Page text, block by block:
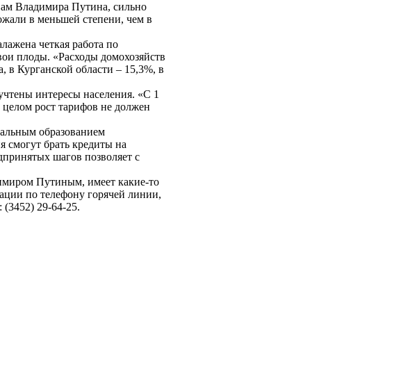
Владимира Путина, сильно
в меньшей степени, чем в
четкая работа по
плоды. «Расходы домохозяйств
в Курганской области – 15,3%, в
интересы населения. «С 1
рост тарифов не должен
образованием
смогут брать кредиты на
шагов позволяет с
Путиным, имеет какие-то
по телефону горячей линии,
(3452) 29-64-25.